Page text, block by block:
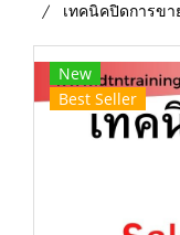
เทคนิคปิดการขา
New
Best Seller